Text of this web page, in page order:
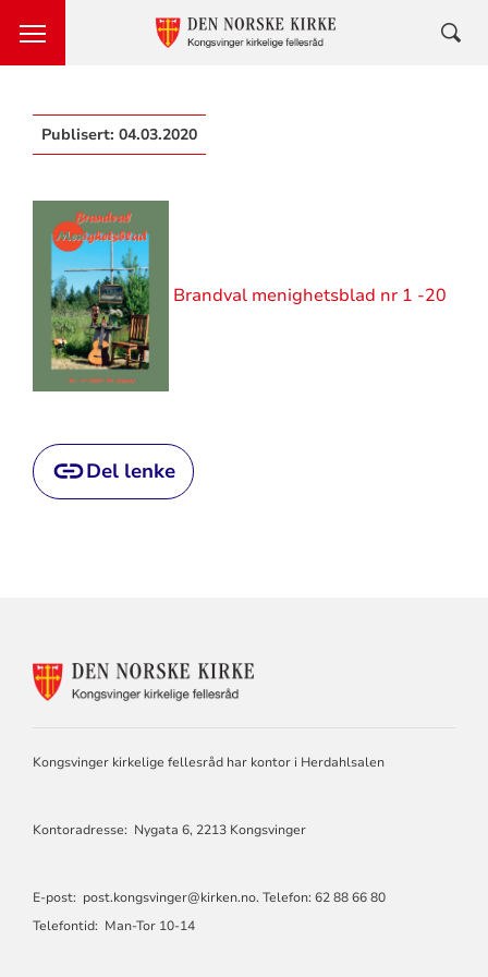
Publisert: 04.03.2020
Brandval menighetsblad nr 1 -20
Del lenke
FELLESRÅD
Kongsvinger kirkelige fellesråd har kontor i Herdahlsalen
Kontoradresse: Nygata 6, 2213 Kongsvinger
E-post: post.kongsvinger@kirken.no. Telefon: 62 88 66 80
Telefontid: Man-Tor 10-14